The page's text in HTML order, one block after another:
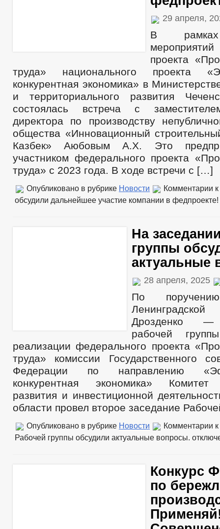
29 апреля,
В рамках
проекта
труда» национального проекта
конкурентная экономика» в
и территориального развития
состоялась встреча с
директора по производству
общества «Инновационный
Казбек» Аюбовым А.Х. Это
участником федерального проекта
труда» с 2023 года. В ходе встречи с […]
Опубликовано в рубрике Новости Комментарии
обсудили дальнейшее участие компании в федпроекте!
На
группы
актуальные
28 апреля, 2025
По
Дрозденко —
рабочей
реализации федерального проекта
труда» комиссии Государственного
Федерации по направлению
конкурентная экономика» Комитет
развития и инвестиционной
области провел второе заседание
Опубликовано в рубрике Новости Комментарии
Рабочей группы обсудили актуальные вопросы.
Конкурс
по